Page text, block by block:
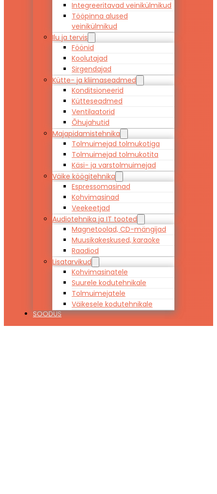
Integreeritavad veinikülmikud
Tööpinna alused
veinikülmikud
Ilu ja tervis
Föönid
Koolutajad
Sirgendajad
Kütte- ja kliimaseadmed
Konditsioneerid
Kütteseadmed
Ventilaatorid
Õhujahutid
Majapidamistehnika
Tolmuimejad tolmukotiga
Tolmuimejad tolmukotita
Käsi- ja varstolmuimejad
Väike köögitehnika
Espressomasinad
Kohvimasinad
Veekeetjad
Audiotehnika ja IT tooted
Magnetoolad, CD-mängijad
Muusikakeskused, karaoke
Raadiod
Lisatarvikud
Kohvimasinatele
Suurele kodutehnikale
Tolmuimejatele
Väikesele kodutehnikale
SOODUS